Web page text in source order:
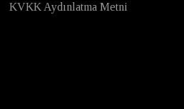
KVKK Aydınlatma Metni